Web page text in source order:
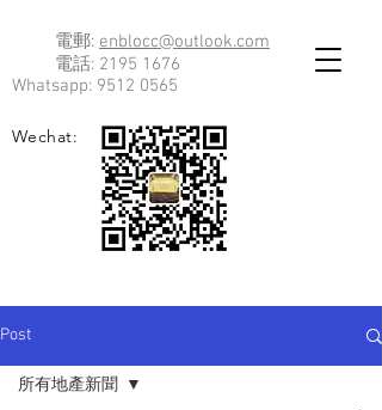
電郵: enblocc@outlook.com
電話: 2195 1676
Whatsapp: 9512 0565
Wechat:
Post
所有地產新聞